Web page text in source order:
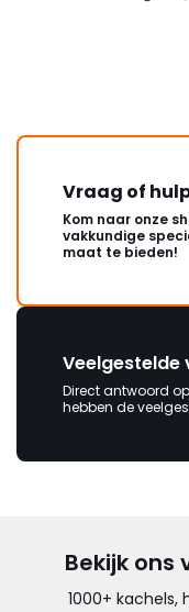
Vraag of
Kom naar onze
vakkundige
maat te bieden!
Veelgestelde
Direct antwoord
hebben de
Bekijk
1000+ kachels,